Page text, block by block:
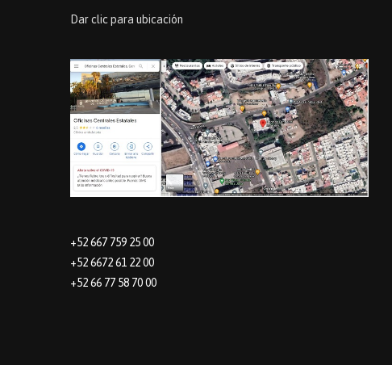
Dar clic para ubicación
+52 667 759 25 00
+52 6672 61 22 00
+52 66 77 58 70 00